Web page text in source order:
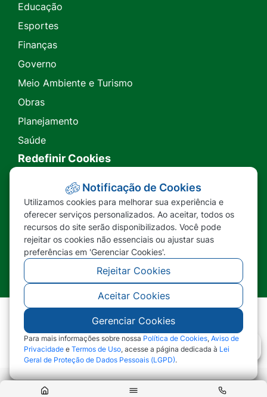
Educação
Esportes
Finanças
Governo
Meio Ambiente e Turismo
Obras
Planejamento
Saúde
Redefinir Cookies
Transparência
Ouvidoria
SIC
©2026 - Prefeitura Municipal de Nova Lacerda -
MT - Todos os direitos reservados
Notificação de Cookies
Utilizamos cookies para melhorar sua experiência e
oferecer serviços personalizados. Ao aceitar, todos os
recursos do site serão disponibilizados. Você pode
rejeitar os cookies não essenciais ou ajustar suas
preferências em 'Gerenciar Cookies'.
Rejeitar Cookies
Aceitar Cookies
Gerenciar Cookies
Para mais informações sobre nossa Política de Cookies, Aviso de
Privacidade e Termos de Uso, acesse a página dedicada à Lei
Geral de Proteção de Dados Pessoais (LGPD).